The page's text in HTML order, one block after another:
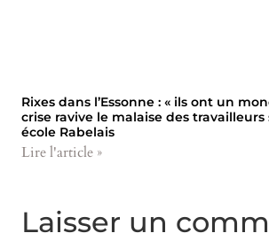
Rixes dans l’Essonne : « ils ont un
crise ravive le malaise des travailleurs
école Rabelais
Lire l'article »
Laisser un